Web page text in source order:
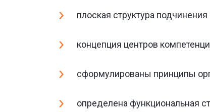
плоская структура
концепция центров
сформулированы принципы
определена функциональная